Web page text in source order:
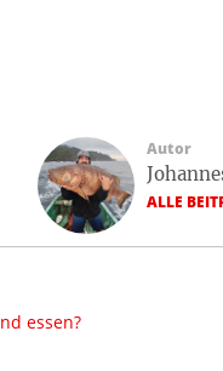
Autor
ALLE
essen?